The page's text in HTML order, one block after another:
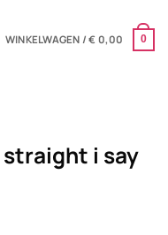
WINKELWAGEN /€ 0,00 0
straight i say